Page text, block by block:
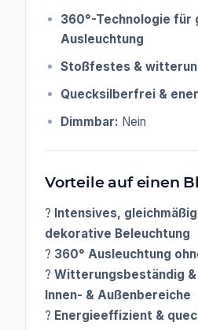
360°-Technologie für
Ausleuchtung
Stoßfestes &
Quecksilberfrei &
Dimmbar: Nein
Vorteile auf einen
? Intensives,
dekorative Beleuchtung
? 360° Ausleuchtung
? Witterungsbeständig
Innen- & Außenbereiche
? Energieeffizient &